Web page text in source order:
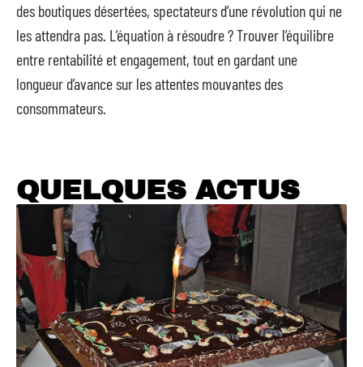
des boutiques désertées, spectateurs d’une révolution qui ne
les attendra pas. L’équation à résoudre ? Trouver l’équilibre
entre rentabilité et engagement, tout en gardant une
longueur d’avance sur les attentes mouvantes des
consommateurs.
QUELQUES ACTUS